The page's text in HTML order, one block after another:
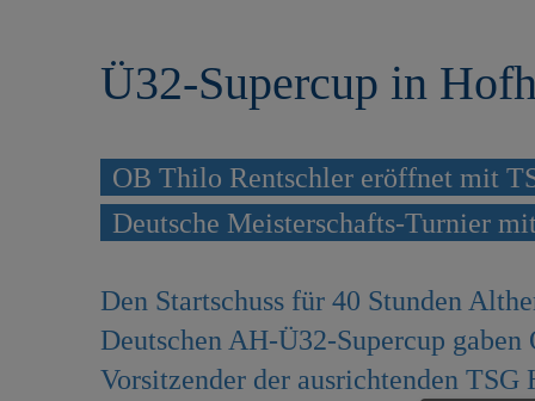
Ü32-Supercup in
OB Thilo Rentschler eröffnet mit
Deutsche Meisterschafts-Turnier
Den Startschuss für 40 Stunden
Deutschen AH-Ü32-Supercup
Vorsitzender der ausrichtenden